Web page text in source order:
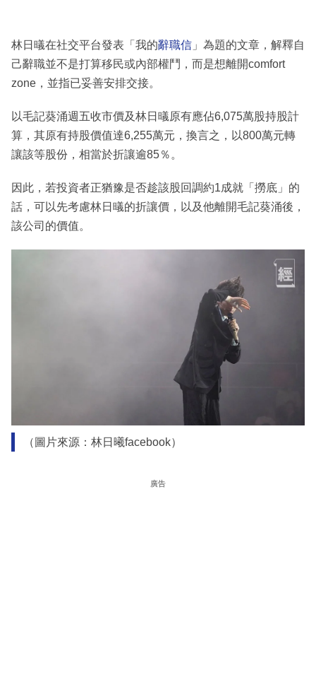
林日㬢在社交平台發表「我的辭職信 」為題的文章，解釋自
己辭職並不是打算移民或內部權鬥，而是想離開comfort
zone，並指已妥善安排交接。
以毛記葵涌週五收市價及林日㬢原有應佔6,075萬股持股計
算，其原有持股價值達6,255萬元，換言之，以800萬元轉
讓該等股份，相當於折讓逾85％。
因此，若投資者正猶豫是否趁該股回調約1成就「撈底」的
話，可以先考慮林日㬢的折讓價，以及他離開毛記葵涌後，
該公司的價值。
（圖片來源：林日曦facebook）
廣告